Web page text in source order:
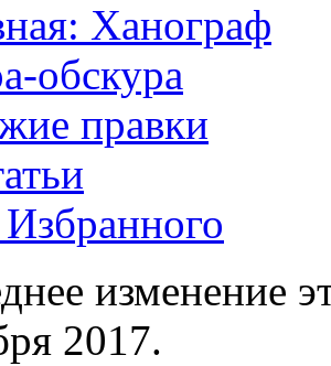
Ханограф
обскура
правки
изменение
2017.